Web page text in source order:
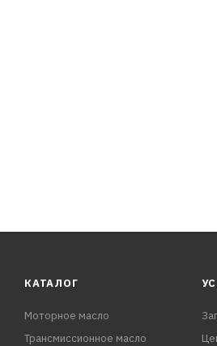
КАТАЛОГ
Моторное масло
Трансмиссионное масло